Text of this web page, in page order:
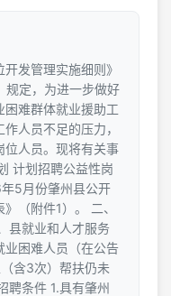
发管理实施细则》
规定，为进一步做好
难群体就业援助工
人员不足的压力，
位人员。现将有关事
计划招聘公益性岗
5月份肇州县公开
（附件1）。 二、
县就业和人才服务
业困难人员（在公告
含3次）帮扶仍未
聘条件 1.具有肇州